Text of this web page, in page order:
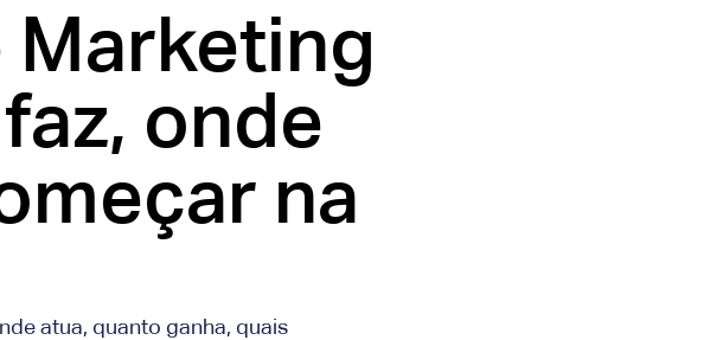
onde
na
atua, quanto ganha, quais